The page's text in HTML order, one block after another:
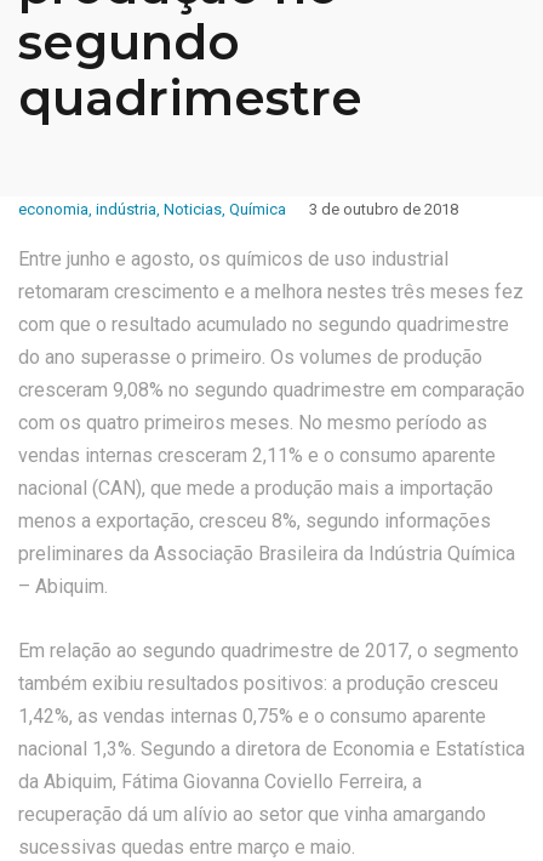
segundo
quadrimestre
economia, indústria, Noticias, Química 3 de outubro de 2018
Entre junho e agosto, os químicos de uso industrial
retomaram crescimento e a melhora nestes três meses fez
com que o resultado acumulado no segundo quadrimestre
do ano superasse o primeiro. Os volumes de produção
cresceram 9,08% no segundo quadrimestre em comparação
com os quatro primeiros meses. No mesmo período as
vendas internas cresceram 2,11% e o consumo aparente
nacional (CAN), que mede a produção mais a importação
menos a exportação, cresceu 8%, segundo informações
preliminares da Associação Brasileira da Indústria Química
– Abiquim.
Em relação ao segundo quadrimestre de 2017, o segmento
também exibiu resultados positivos: a produção cresceu
1,42%, as vendas internas 0,75% e o consumo aparente
nacional 1,3%. Segundo a diretora de Economia e Estatística
da Abiquim, Fátima Giovanna Coviello Ferreira, a
recuperação dá um alívio ao setor que vinha amargando
sucessivas quedas entre março e maio.